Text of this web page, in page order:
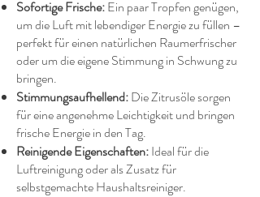
Sofortige Frische:Ein paar Tropfen genügen,
um die Luft mit lebendiger Energie zu füllen –
perfekt für einen natürlichen Raumerfrischer
oder um die eigene Stimmung in Schwung zu
bringen.
Stimmungsaufhellend:Die Zitrusöle sorgen
für eine angenehme Leichtigkeit und bringen
frische Energie in den Tag.
Reinigende Eigenschaften:Ideal für die
Luftreinigung oder als Zusatz für
selbstgemachte Haushaltsreiniger.